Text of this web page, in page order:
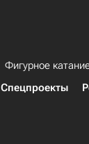
Фигурное
Спецпроекты